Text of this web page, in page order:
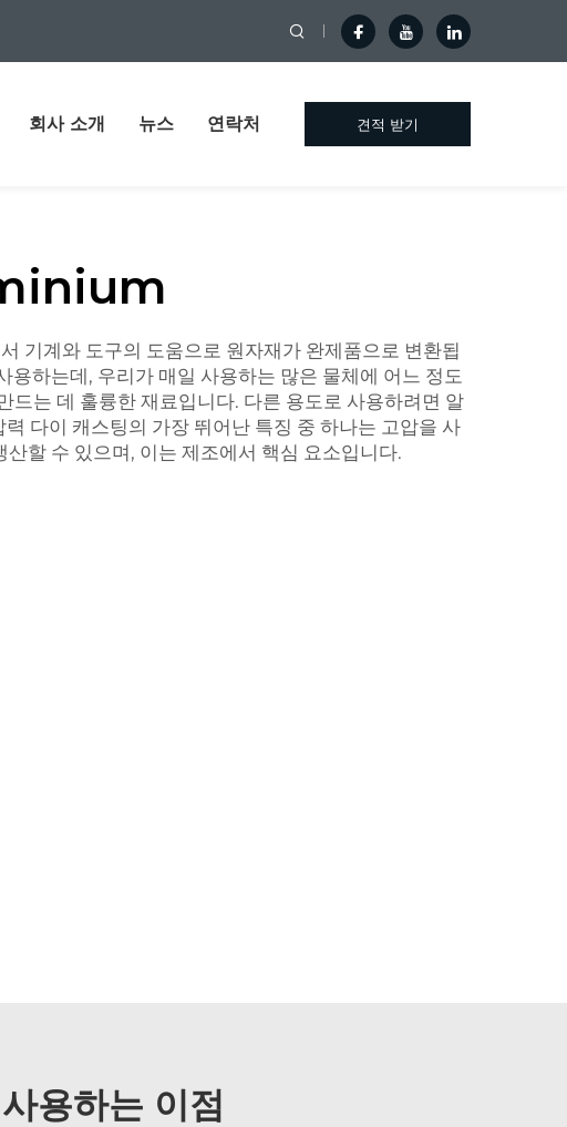
회사 소개 뉴스 연락처 견적 받기
기계와 도구의 도움으로 원자재가 완제품으로 변환됩
하는데, 우리가 매일 사용하는 많은 물체에 어느 정도
드는 데 훌륭한 재료입니다. 다른 용도로 사용하려면 알
다이 캐스팅의 가장 뛰어난 특징 중 하나는 고압을 사
할 수 있으며, 이는 제조에서 핵심 요소입니다.
용하는 이점